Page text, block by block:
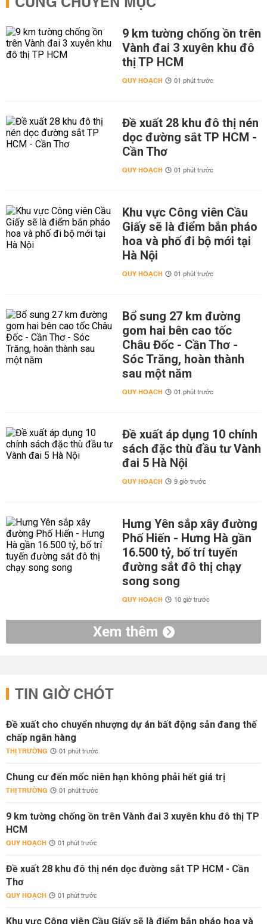
9 km tường chống ồn trên
Vành đai 3 xuyên khu đô
thị TP HCM
QUY HOẠCH 01 phút trước
Đề xuất 28 khu đô thị nén
dọc đường sắt TP HCM -
Cần Thơ
QUY HOẠCH 01 phút trước
Khu vực Công viên Cầu
Giấy sẽ là điểm bắn pháo
hoa và phố đi bộ mới tại
Hà Nội
QUY HOẠCH 01 phút trước
Bổ sung 27 km đường
gom hai bên cao tốc
Châu Đốc - Cần Thơ -
Sóc Trăng, hoàn thành
sau một năm
QUY HOẠCH 01 phút trước
Đề xuất áp dụng 10 chính
sách đặc thù đầu tư Vành
đai 5 Hà Nội
QUY HOẠCH 9 giờ trước
Hưng Yên sắp xây đường
Phố Hiến - Hưng Hà gần
16.500 tỷ, bố trí tuyến
đường sắt đô thị chạy
song song
QUY HOẠCH 10 giờ trước
Xem thêm
TIN GIỜ CHÓT
Đề xuất cho chuyển nhượng dự án bất động sản đang thế
chấp ngân hàng
THỊ TRƯỜNG 01 phút trước
Chung cư đến mốc niên hạn không phải hết giá trị
THỊ TRƯỜNG 01 phút trước
9 km tường chống ồn trên Vành đai 3 xuyên khu đô thị TP
HCM
QUY HOẠCH 01 phút trước
Đề xuất 28 khu đô thị nén dọc đường sắt TP HCM - Cần
Thơ
QUY HOẠCH 01 phút trước
Khu vực Công viên Cầu Giấy sẽ là điểm bắn pháo hoa và